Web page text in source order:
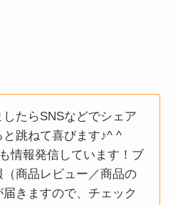
たらSNSなどでシェア
と跳ねて喜びます♪^ ^
情報発信しています！ブ
（商品レビュー／商品の
きますので、チェック